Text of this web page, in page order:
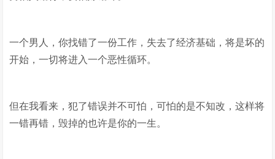
一个男人，你找错了一份工作，失去了经济基础，将是坏的
开始，一切将进入一个恶性循环。
但在我看来，犯了错误并不可怕，可怕的是不知改，这样将
一错再错，毁掉的也许是你的一生。